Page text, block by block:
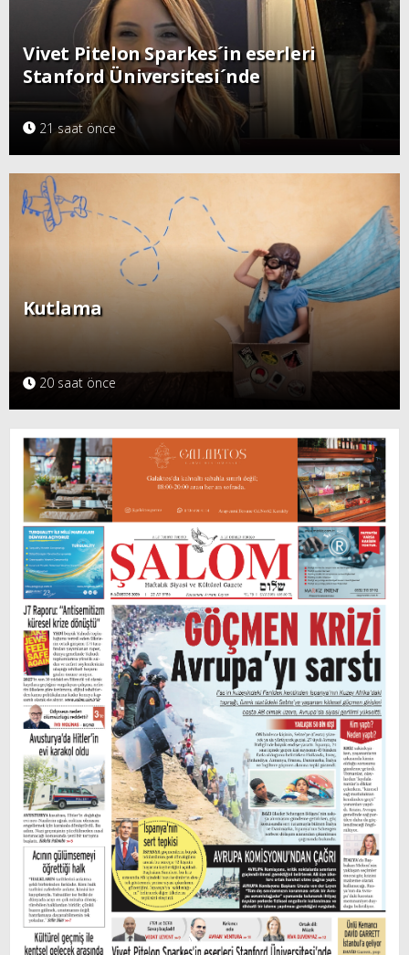
Vivet Pitelon Sparkes´in eserleri
Stanford Üniversitesi´nde
21 saat önce
Kutlama
20 saat önce